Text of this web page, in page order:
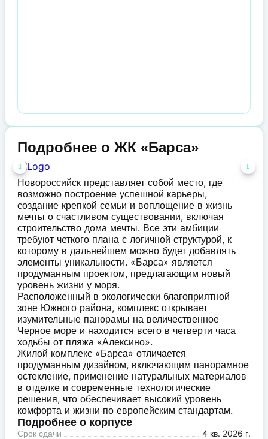
Подробнее о ЖК «Барса»
Новороссийск представляет собой место, где
возможно построение успешной карьеры,
создание крепкой семьи и воплощение в жизнь
мечты о счастливом существовании, включая
строительство дома мечты. Все эти амбиции
требуют четкого плана с логичной структурой, к
которому в дальнейшем можно будет добавлять
элементы уникальности. «Барса» является
продуманным проектом, предлагающим новый
уровень жизни у моря.
Расположенный в экологически благоприятной
зоне Южного района, комплекс открывает
изумительные панорамы на величественное
Черное море и находится всего в четверти часа
ходьбы от пляжа «Алексино».
Жилой комплекс «Барса» отличается
продуманным дизайном, включающим панорамное
остекление, применение натуральных материалов
в отделке и современные технологические
решения, что обеспечивает высокий уровень
комфорта и жизни по европейским стандартам.
Подробнее о корпусе
Срок сдачи 4 кв. 2026 г.